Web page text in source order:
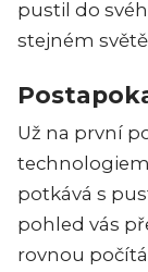
pustil do
stejném
Už na první
potkává s
pohled vás
rovnou počítá